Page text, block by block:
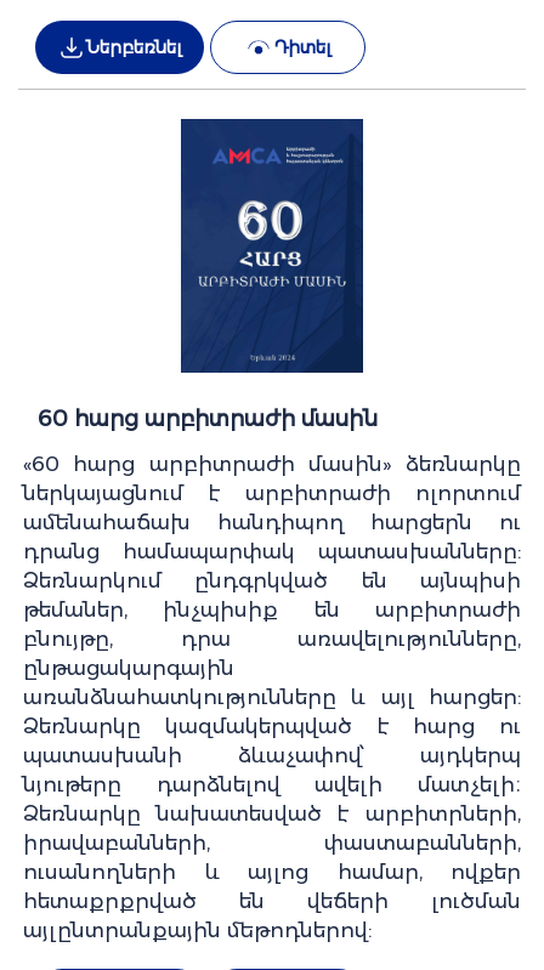
Ներբեռնել Դիտել
60 հարց արբիտրաժի մասին
«60 հարց արբիտրաժի մասին» ձեռնարկը
ներկայացնում է արբիտրաժի ոլորտում
ամենահաճախ հանդիպող հարցերն ու
դրանց համապարփակ պատասխանները:
Ձեռնարկում ընդգրկված են այնպիսի
թեմաներ, ինչպիսիք են արբիտրաժի
բնույթը, դրա առավելությունները,
ընթացակարգային
առանձնահատկությունները և այլ հարցեր:
Ձեռնարկը կազմակերպված է հարց ու
պատասխանի ձևաչափով՝ այդկերպ
նյութերը դարձնելով ավելի մատչելի։
Ձեռնարկը նախատեսված է արբիտրների,
իրավաբանների, փաստաբանների,
ուսանողների և այլոց համար, ովքեր
հետաքրքրված են վեճերի լուծման
այլընտրանքային մեթոդներով: